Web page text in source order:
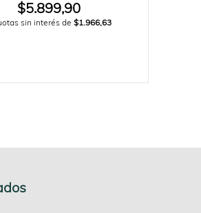
$5.899,90
sin interés de $1.966,63